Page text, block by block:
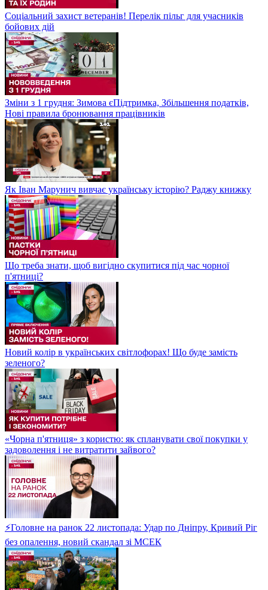
Соціальний захист ветеранів! Перелік пільг для учасників
бойових дій
Зміни з 1 грудня: Зимова єПідтримка, Збільшення податків,
Нові правила бронювання працівників
Як Іван Марунич вивчає українську історію? Раджу книжку
Що треба знати, щоб вигідно скупитися під час чорної
п'ятниці?
Новий колір в українських світлофорах! Що буде замість
зеленого?
«Чорна п'ятниця» з користю: як спланувати свої покупки у
задоволення і не витратити зайвого?
⚡Головне на ранок 22 листопада: Удар по Дніпру, Кривий Ріг
без опалення, новий скандал зі МСЕК